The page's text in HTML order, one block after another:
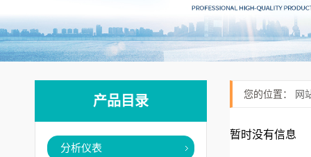
产品目录
分析仪表
您的位置： 网
暂时没有信息